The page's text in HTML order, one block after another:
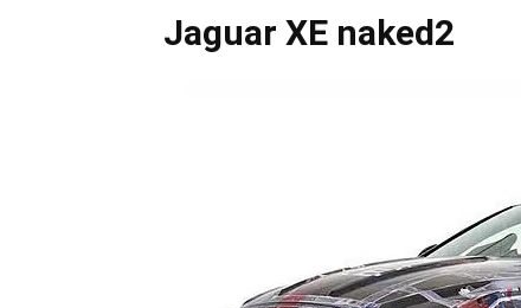
Jaguar XE naked2